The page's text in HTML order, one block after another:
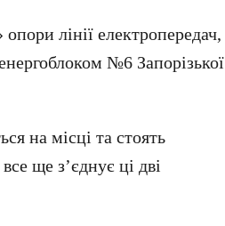
лінії електропередач,
№6 Запорізької
на місці та стоять
ще з’єднує ці дві